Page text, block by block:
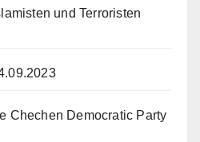
und Terroristen
Chechen Democratic Party